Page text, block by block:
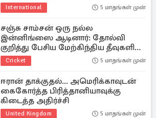
International 5 மாதங்கள் முன்
சஞ்சு சாம்சன் ஒரு நல்ல
இன்னிங்ஸை ஆடினார்: தோல்வி
குறித்து பேசிய மேற்கிந்திய தீவுகளின்
கேப்டன்
Cricket 5 மாதங்கள் முன்
ஈரான் தாக்குதல்... அமெரிக்காவுடன்
கைகோர்த்த பிரித்தானியாவுக்கு
கிடைத்த அதிர்ச்சி
United Kingdom 5 மாதங்கள் முன்